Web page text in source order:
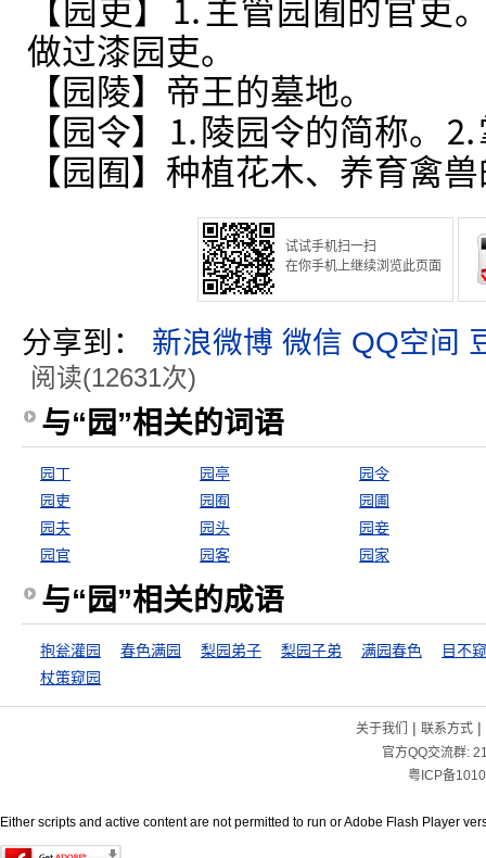
【园吏】⒈主管园囿的官吏
做过漆园吏。
【园陵】帝王的墓地。
【园令】⒈陵园令的简称。
【园囿】种植花木、养育禽
试试手机扫一扫
在你手机上继续浏览此页面
分享到： 新浪微博 微信 QQ空间
阅读(12631次)
与“园”相关的词语
园丁 园亭
园令
园吏
园囿
园圃
园夫
园头
园妾
园官
园客 园家
与“园”相关的成语
抱瓮灌园 春色满园 梨园弟子 梨园子弟 满园春色
目不
杖策窥园
关于我们 | 联系方式|
官方QQ交流群:
粤ICP备
Either scripts and active content are not permitted to run or Adobe Flash Player